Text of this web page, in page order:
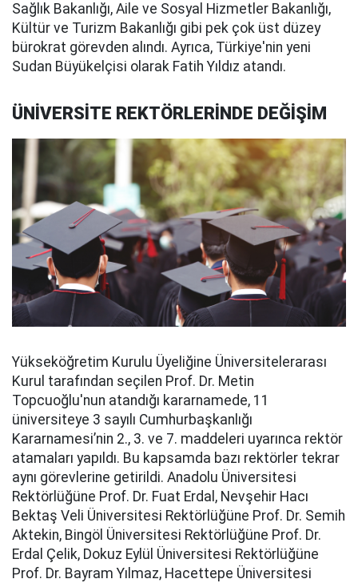
Sağlık Bakanlığı, Aile ve Sosyal Hizmetler Bakanlığı,
Kültür ve Turizm Bakanlığı gibi pek çok üst düzey
bürokrat görevden alındı. Ayrıca, Türkiye'nin yeni
Sudan Büyükelçisi olarak Fatih Yıldız atandı.
ÜNİVERSİTE REKTÖRLERİNDE DEĞİŞİM
Yükseköğretim Kurulu Üyeliğine Üniversitelerarası
Kurul tarafından seçilen Prof. Dr. Metin
Topcuoğlu'nun atandığı kararnamede, 11
üniversiteye 3 sayılı Cumhurbaşkanlığı
Kararnamesi’nin 2., 3. ve 7. maddeleri uyarınca rektör
atamaları yapıldı. Bu kapsamda bazı rektörler tekrar
aynı görevlerine getirildi. Anadolu Üniversitesi
Rektörlüğüne Prof. Dr. Fuat Erdal, Nevşehir Hacı
Bektaş Veli Üniversitesi Rektörlüğüne Prof. Dr. Semih
Aktekin, Bingöl Üniversitesi Rektörlüğüne Prof. Dr.
Erdal Çelik, Dokuz Eylül Üniversitesi Rektörlüğüne
Prof. Dr. Bayram Yılmaz, Hacettepe Üniversitesi